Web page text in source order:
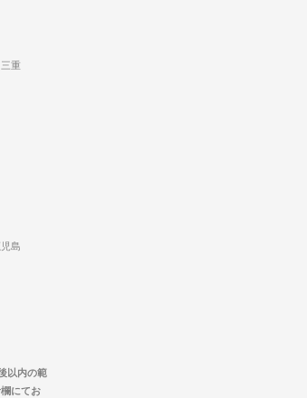
重
島
以内の範
にてお